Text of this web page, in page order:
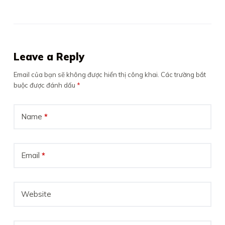
Leave a Reply
Email của bạn sẽ không được hiển thị công khai. Các trường bắt
buộc được đánh dấu *
Name *
Email *
Website